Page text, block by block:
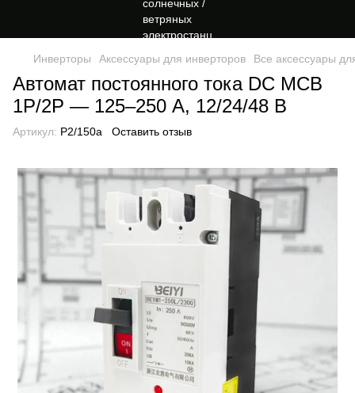
Инверторы Аксессуары для инверторов Все аксессуары
Автомат постоянного тока DC MCB
1P/2P — 125–250 А, 12/24/48 В
Артикул: P2/150a Оставить отзыв